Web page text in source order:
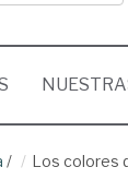
/ Los colores